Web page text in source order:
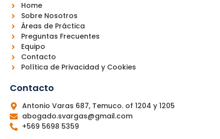
Home
Sobre Nosotros
Áreas de Práctica
Preguntas Frecuentes
Equipo
Contacto
Política de Privacidad y Cookies
Contacto
Antonio Varas 687, Temuco. of 1204 y 1205
abogado.svargas@gmail.com
+569 5698 5359